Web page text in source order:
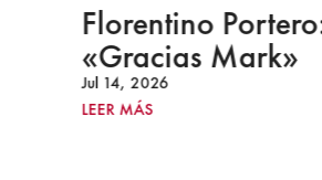
Florentino Portero:
«Gracias Mark»
Jul 14, 2026
LEER MÁS